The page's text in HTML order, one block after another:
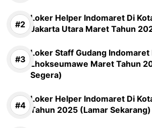
Loker Helper Indomaret Di
Jakarta Utara Maret Tahun
Loker Staff Gudang Indomaret
Lhokseumawe Maret Tahun
Segera)
Loker Helper Indomaret Di
Tahun 2025 (Lamar Sekarang)